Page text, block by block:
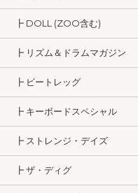
┣ DOLL (ZOO含む)
┣ リズム＆ドラムマガジン
┣ ビートレッグ
┣ キーボードスペシャル
┣ ストレンジ・デイズ
┣ ザ・ディグ